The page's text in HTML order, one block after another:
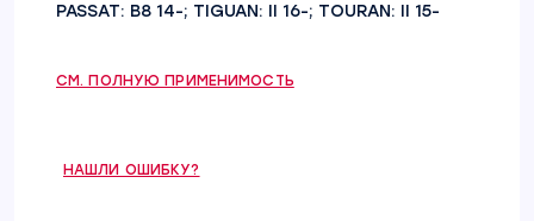
PASSAT: B8 14-; TIGUAN: II 16-; TOURAN: II 15-
СМ. ПОЛНУЮ ПРИМЕНИМОСТЬ
НАШЛИ ОШИБКУ?